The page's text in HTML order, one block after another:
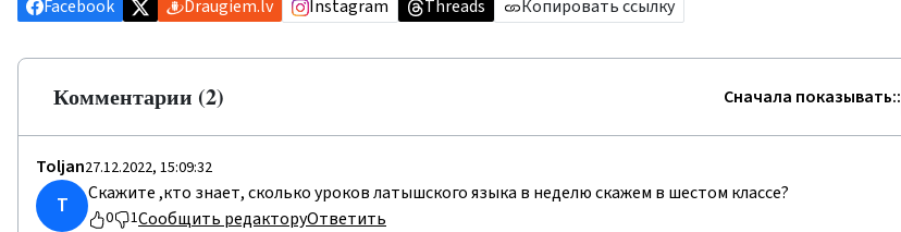
Facebook
Draugiem.lv Instagram Threads Копировать ссылку
Комментарии (2) Сначала показывать::
Toljan27.12.2022, 15:09:32
T Скажите ,кто знает, сколько уроков латышского языка в неделю скажем в шестом классе?
0 1Сообщить редакторуОтветить